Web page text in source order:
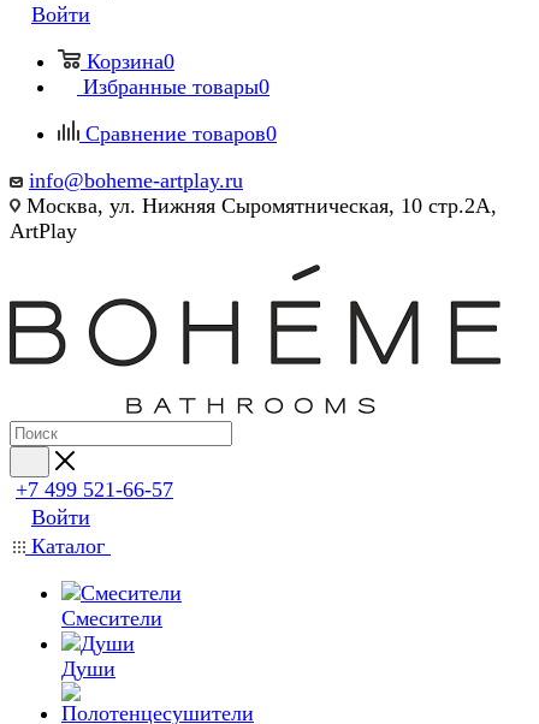
Войти
Корзина0
Избранные товары0
Сравнение товаров0
info@boheme-artplay.ru
Москва, ул. Нижняя Сыромятническая, 10 стр.2А,
ArtPlay
+7 499 521-66-57
Войти
Каталог
Смесители
Души